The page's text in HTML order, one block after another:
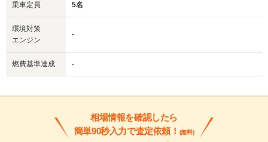
乗車定員 5名
環境対策
エンジン
-
燃費基準達成 -
相場情報を確認したら
簡単90秒入力で査定依頼！ (無料)